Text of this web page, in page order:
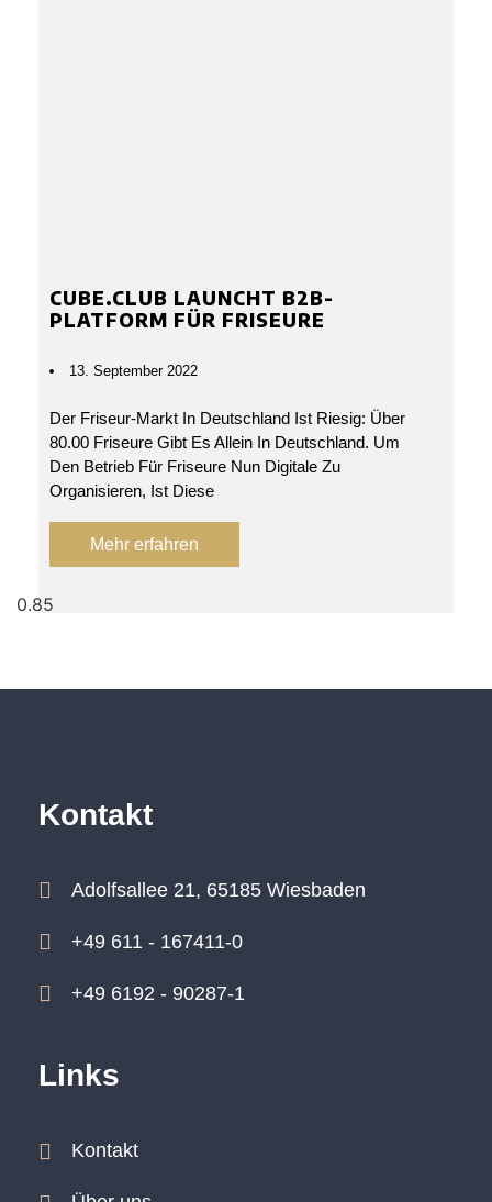
CUBE.CLUB LAUNCHT B2B-
PLATFORM FÜR FRISEURE
13. September 2022
Der Friseur-Markt In Deutschland Ist Riesig: Über
80.00 Friseure Gibt Es Allein In Deutschland. Um
Den Betrieb Für Friseure Nun Digitale Zu
Organisieren, Ist Diese
Mehr erfahren
Kontakt
Adolfsallee 21, 65185 Wiesbaden
+49 611 - 167411-0
+49 6192 - 90287-1
Links
Kontakt